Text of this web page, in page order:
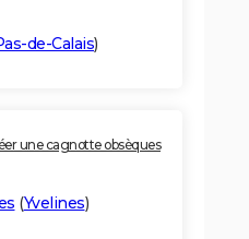
de-Calais)
une cagnotte obsèques
(Yvelines)